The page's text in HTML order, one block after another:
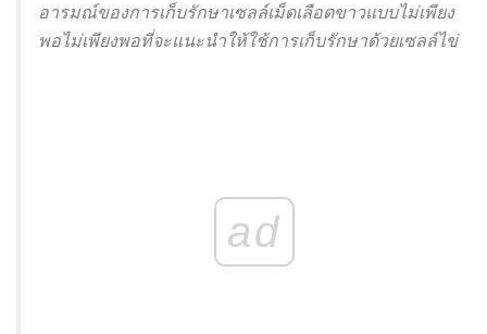
อารมณ์ของการเก็บรักษาเซลล์เม็ดเลือดขาวแบบไม่เพียง
พอไม่เพียงพอที่จะแนะนำให้ใช้การเก็บรักษาด้วยเซลล์ไข่
ad